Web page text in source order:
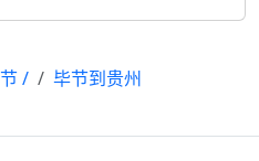
/
毕节到贵州